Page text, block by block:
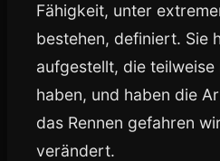
Fähigkeit, unter
bestehen, definiert. Sie
aufgestellt, die
haben, und haben die
das Rennen gefahren
verändert.